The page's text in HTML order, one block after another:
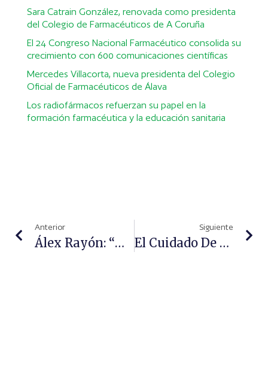
Sara Catrain González, renovada como presidenta
del Colegio de Farmacéuticos de A Coruña
El 24 Congreso Nacional Farmacéutico consolida su
crecimiento con 600 comunicaciones científicas
Mercedes Villacorta, nueva presidenta del Colegio
Oficial de Farmacéuticos de Álava
Los radiofármacos refuerzan su papel en la
formación farmacéutica y la educación sanitaria
Anterior
Álex Rayón: “Nos Comparamos Todo El Rato Con La IA Y Lo Que De Verdad Deberíamos Hacer Es Convivir Con Ella”
Siguiente
El Cuidado De Las Mascotas Sigue Tendencias Muy Similares A Las De La Salud Humana, Abriendo Nuevas Oportunidades Para La Farmacia